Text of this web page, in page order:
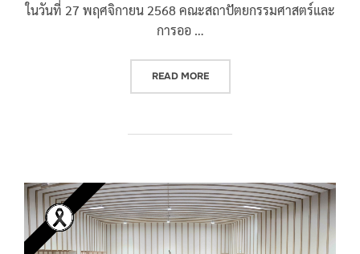
ในวันที่ 27 พฤศจิกายน 2568 คณะสถาปัตยกรรมศาสตร์และ
การออ …
READ MORE““ถาปัตย์ ศาลายา แฟร์ 2025” เปิ